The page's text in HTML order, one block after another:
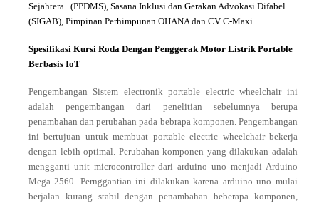
Sejahtera (PPDMS), Sasana Inklusi dan Gerakan Advokasi Difabel
(SIGAB), Pimpinan Perhimpunan OHANA dan CV C-Maxi.
Spesifikasi Kursi Roda Dengan Penggerak Motor Listrik Portable
Berbasis IoT
Pengembangan Sistem electronikportable electric wheelchairini
adalah pengembangan dari penelitian sebelumnya berupa
penambahan dan perubahan pada bebrapa komponen. Pengembangan
ini bertujuan untuk membuat portable electric wheelchairbekerja
dengan lebih optimal. Perubahan komponen yang dilakukan adalah
mengganti unit microcontroller dari arduino uno menjadi Arduino
Mega 2560. Pernggantian ini dilakukan karena arduino uno mulai
berjalan kurang stabil dengan penambahan beberapa komponen,